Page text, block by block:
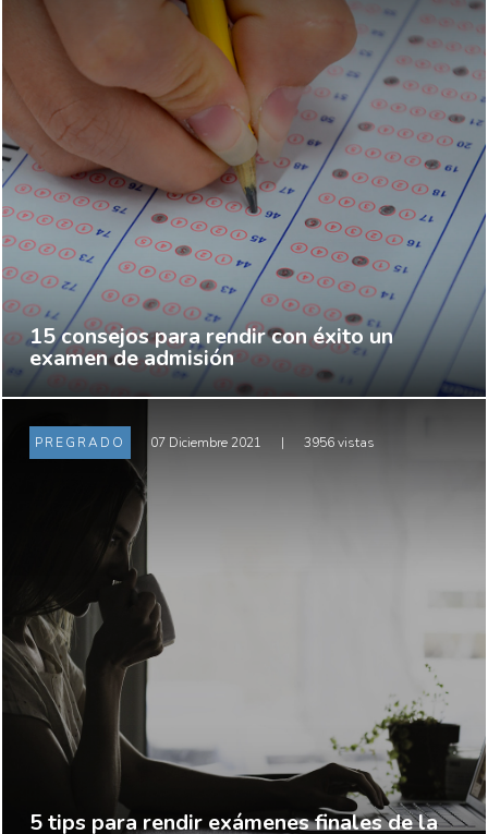
15 consejos para rendir con éxito un
examen de admisión
PREGRADO 07 Diciembre 2021 | 3956 vistas
5 tips para rendir exámenes finales de la